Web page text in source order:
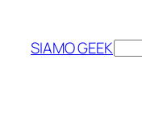
contenuto
SIAMO GEEKCerca